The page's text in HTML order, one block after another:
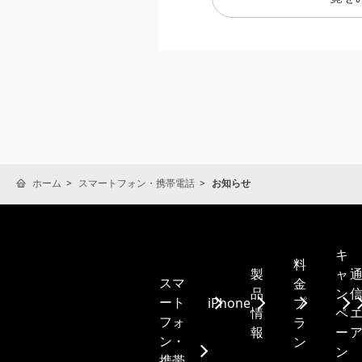
ホーム スマートフォン・携帯電話 お知らせ
スマ
ート
フォ
ン・
iPhone
製
品
情
報
料
金
プ
ラ
ン
キ
ャ
ン
ペ
ー
ン
通
ア